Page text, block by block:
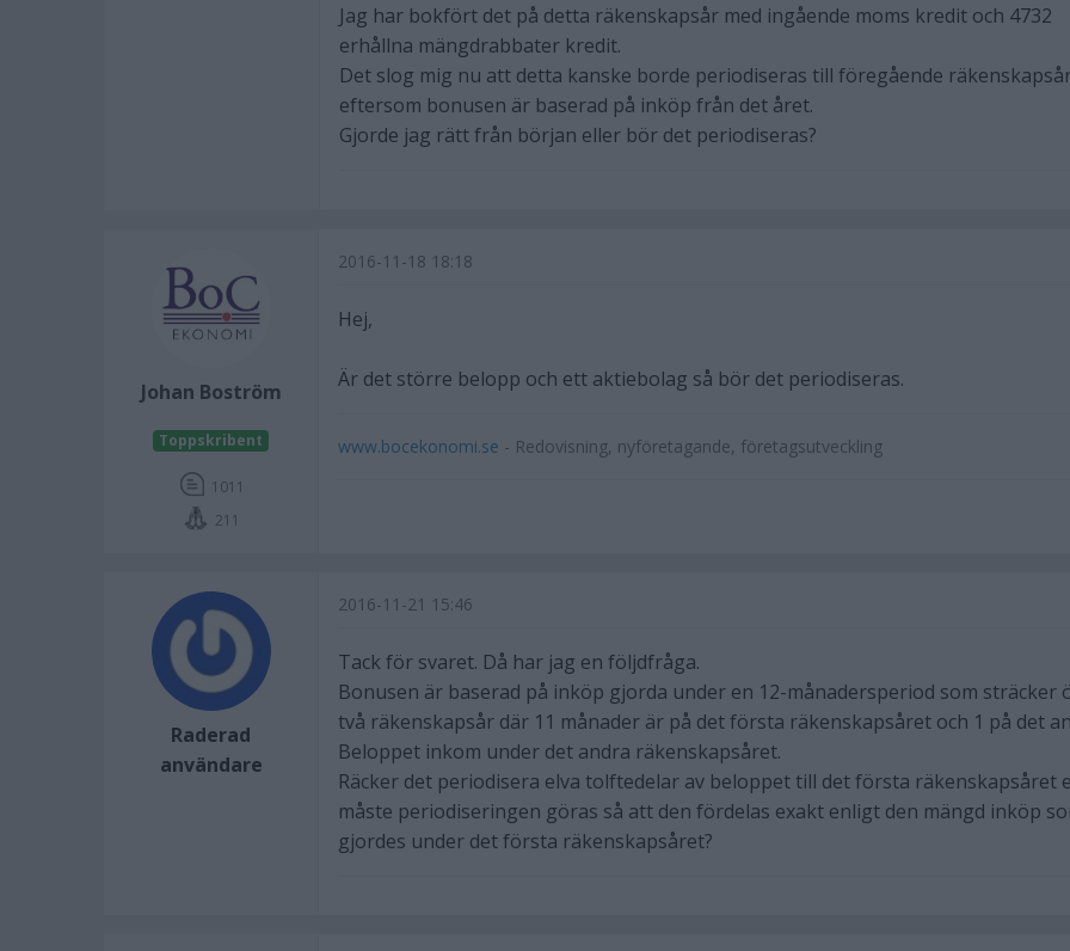
Jag har bokfört det på detta räkenskapsår med ingående moms kredit och 4732
erhållna mängdrabbater kredit.
Det slog mig nu att detta kanske borde periodiseras till föregående
eftersom bonusen är baserad på inköp från det året.
Gjorde jag rätt från början eller bör det periodiseras?
Johan Boström
Toppskribent
1011
211
2016-11-18 18:18
Hej,
Är det större belopp och ett aktiebolag så bör det periodiseras.
www.bocekonomi.se - Redovisning, nyföretagande, företagsutveckling
Raderad
användare
2016-11-21 15:46
Tack för svaret. Då har jag en följdfråga.
Bonusen är baserad på inköp gjorda under en 12-månadersperiod som sträcker
två räkenskapsår där 11 månader är på det första räkenskapsåret och 1 på det
Beloppet inkom under det andra räkenskapsåret.
Räcker det periodisera elva tolftedelar av beloppet till det första räkenskapsåret
måste periodiseringen göras så att den fördelas exakt enligt den mängd inköp
gjordes under det första räkenskapsåret?